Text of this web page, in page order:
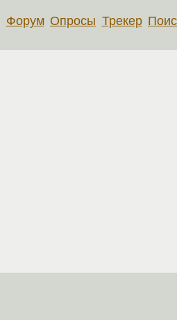
Форум Опросы Трекер